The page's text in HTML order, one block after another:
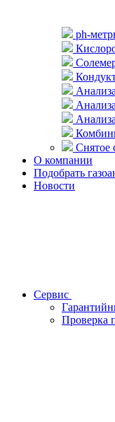
ph-
Снятое
О компании
Подобрать
Новости
Сервис
Проверка